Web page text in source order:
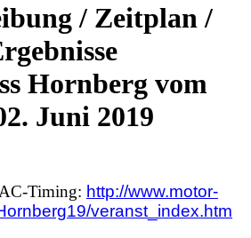
/ Zeitplan /
Hornberg vom
Juni 2019
Timing: http://www.motor-
veranst_index.htm